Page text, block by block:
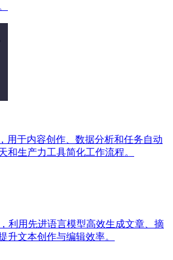
用于内容创作、数据分析和任务自动
和生产力工具简化工作流程。
利用先进语言模型高效生成文章、摘
升文本创作与编辑效率。